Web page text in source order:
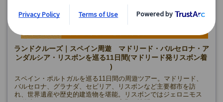
ランドクルーズ｜スペイン周遊 マドリード・バルセロナ・ア
ンダルシア・リスボンを巡る11日間(マドリード発リスボン着
)
スペイン・ポルトガルを巡る11日間の周遊ツアー。マドリード、
バルセロナ、グラナダ、セビリア、リスボンなど主要都市を訪
れ、世界遺産や歴史的建造物を堪能。リスボンではジェロニモス